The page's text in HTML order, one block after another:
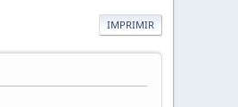
IMPRIMIR